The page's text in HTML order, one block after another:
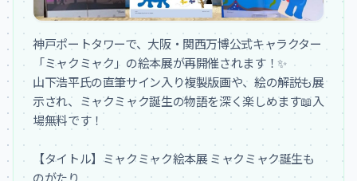
神戸ポートタワーで、大阪・関西万博公式キャラクター
「ミャクミャク」の絵本展が再開催されます！✨
山下浩平氏の直筆サイン入り複製版画や、絵の解説も展
示され、ミャクミャク誕生の物語を深く楽しめます📖入
場無料です！
【タイトル】ミャクミャク絵本展 ミャクミャク誕生も